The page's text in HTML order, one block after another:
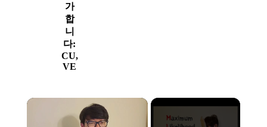
가
합
니
다:
CU,
VE